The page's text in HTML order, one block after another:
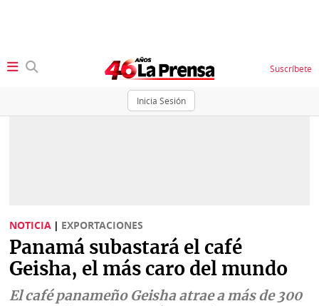
Inicia Sesión
Suscríbete
Sociedad
Judiciales
Política
Status
K
Vivir+
NOTICIA | EXPORTACIONES
Panamá subastará el café
Geisha, el más caro del mundo
El café panameño Geisha atrae a más de 300